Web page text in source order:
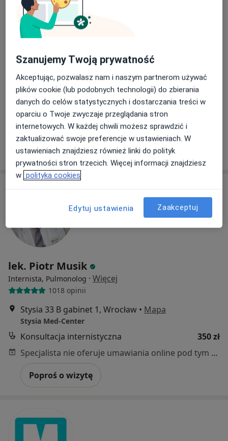
Paweł Jan Alexewicz
Internista, Angiolog·Więcej
82 opinie
Adres 1 Adres 2
Powstańców Śląskich 7a, Wrocław• Mapa
Centrum Medicover Globis
Konsultacja angiologiczna
Poproś o wizytę
lek. Piotr Musik
Internista, Pulmonolog · Więcej
1018 opinii
Stysia 33 B gabinet 1, Wrocław • Mapa
Stysia Med-Center
Konsultacja internistyczna
350 zł
Specjalista nie oferuje umawiania online pod tym adresem.
Poproś o wizytę
Szanujemy Twoją prywatność
Akceptując, pozwalasz nam i naszym partnerom używać
plików cookie (lub podobnych technologii) do zbierania
danych do celów statystycznych i dostarczania treści w
oparciu o Twoje zwyczaje przeglądania stron
internetowych. W każdej chwili możesz sprawdzić i
zaktualizować swoje preferencje w ustawieniach. W
ustawieniach znajdziesz również linki do polityk
prywatności stron trzecich. Więcej informacji znajdziesz
w polityka cookies
Edytuj ustawienia Zaakceptuj